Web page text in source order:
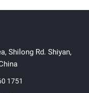
Shilong Rd. Shiyan,
1751